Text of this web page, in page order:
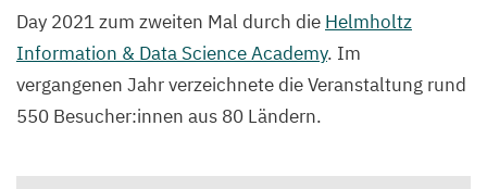
Day 2021 zum zweiten Mal durch die Helmholtz
Information & Data Science Academy. Im
vergangenen Jahr verzeichnete die Veranstaltung rund
550 Besucher:innen aus 80 Ländern.